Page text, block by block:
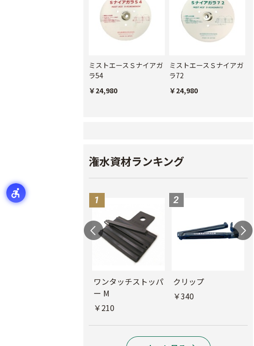
ミストエースＳナイアガ
ラ54
￥24,980
ミストエースＳナイアガ
ラ72
￥24,980
潅水資材ランキング
ワンタッチストッパ
ー M
￥210
クリップ
￥340